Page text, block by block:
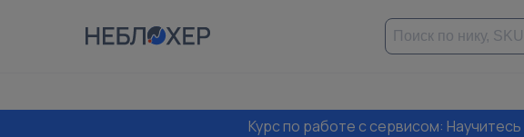
Курс по работе с сервисом: